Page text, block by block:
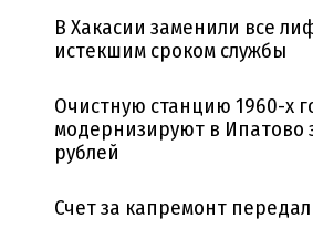
В Хакасии заменили все
истекшим сроком службы
Очистную станцию 1960-х
модернизируют в Ипатово
рублей
Счет за капремонт